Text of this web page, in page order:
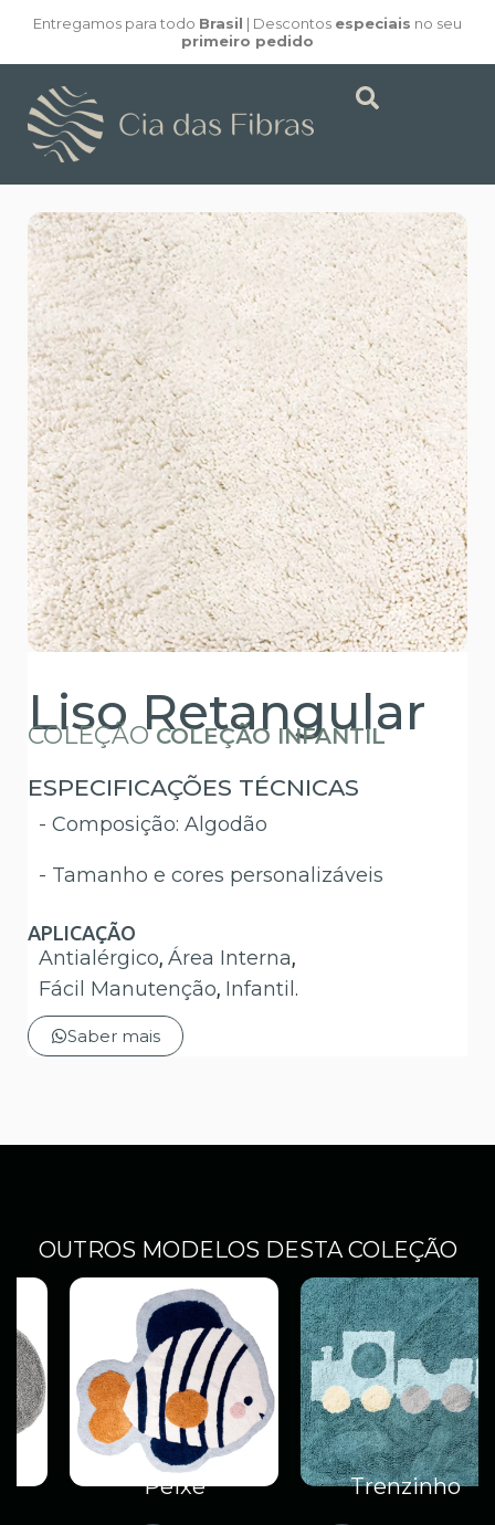
Entregamos para todo Brasil | Descontos especiais no seu
primeiro pedido
Liso Retangular
COLEÇÃOCOLEÇÃO INFANTIL
ESPECIFICAÇÕES TÉCNICAS
- Composição: Algodão
- Tamanho e cores personalizáveis
APLICAÇÃO
Antialérgico Área Interna
Fácil Manutenção Infantil .
Saber mais
OUTROS MODELOS DESTA COLEÇÃO
Peixe Trenzinho